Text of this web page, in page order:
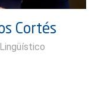
Cortés